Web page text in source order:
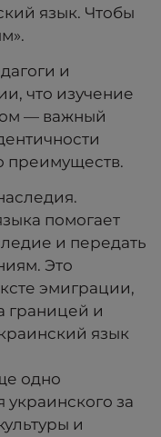
язык. Чтобы
и
что изучение
— важный
преимуществ.
помогает
и передать
Это
эмиграции,
границей и
язык
одно
украинского за
и